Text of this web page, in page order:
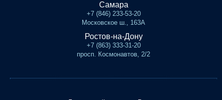
Самара
+7 (846) 233-53-20
Московское ш., 163А
Ростов-на-Дону
+7 (863) 333-31-20
просп. Космонавтов, 2/2